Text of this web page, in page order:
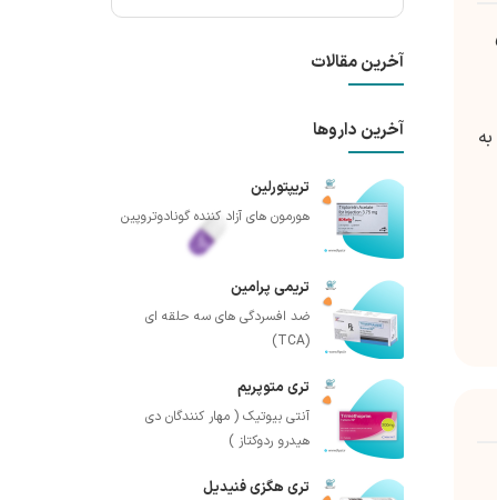
آخرین مقالات
آخرین داروها
تریپتورلین
هورمون های آزاد کننده گونادوتروپین
تریمی پرامین
ضد افسردگی های سه حلقه ای
(TCA)
تری متوپریم
آنتی بیوتیک ( مهار کنندگان دی
هیدرو ردوکتاز )
تری هگزی فنیدیل